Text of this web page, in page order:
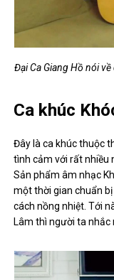
Đại Ca Giang Hồ nói
Ca khúc
Đây là ca khúc thuộc
tình cảm với rất nhiều
Sản phẩm âm nhạc
một thời gian chuẩn
cách nồng nhiệt. Tới
Lâm thì người ta nhắc